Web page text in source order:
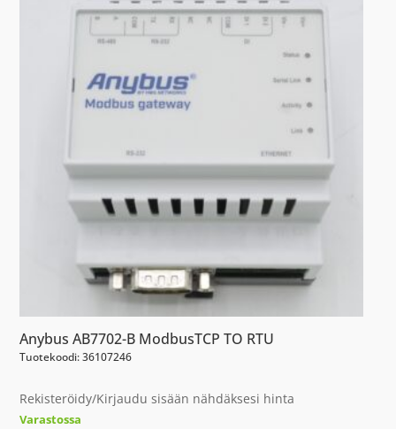
Anybus AB7702-B ModbusTCP TO RTU
Tuotekoodi: 36107246
Rekisteröidy/Kirjaudu sisään nähdäksesi hinta
Varastossa